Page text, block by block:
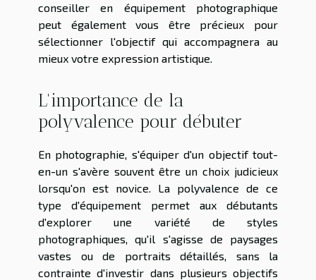
conseiller en équipement photographique
peut également vous être précieux pour
sélectionner l'objectif qui accompagnera au
mieux votre expression artistique.
L'importance de la
polyvalence pour débuter
En photographie, s'équiper d'un objectif tout-
en-un s'avère souvent être un choix judicieux
lorsqu'on est novice. La polyvalence de ce
type d'équipement permet aux débutants
d'explorer une variété de styles
photographiques, qu'il s'agisse de paysages
vastes ou de portraits détaillés, sans la
contrainte d'investir dans plusieurs objectifs